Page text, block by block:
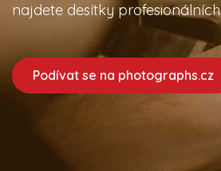
najdete desítky
Podívat se na photographs.cz